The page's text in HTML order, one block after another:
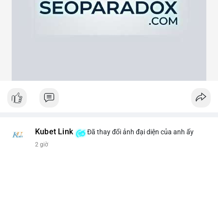
theo cảm xúc, hãy đặt lệnh dựa trên vùng hỗ trợ và kháng cự rõ
Kubet Link Đã thay đổi ảnh đại diện của anh ấy
2 giờ